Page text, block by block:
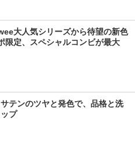
大人気シリーズから待望の新色
限定、スペシャルコンビが最大
サテンのツヤと発色で、品格と洗
プ